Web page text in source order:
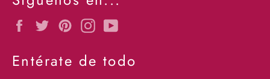
FacebookTwitterPinterestInstagram
Entérate de todo